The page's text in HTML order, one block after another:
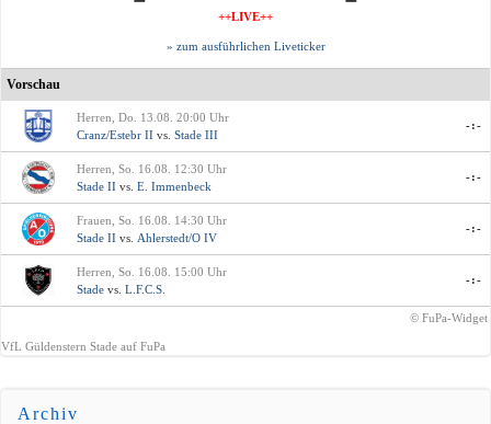
++LIVE++
» zum ausführlichen Liveticker
Vorschau
Herren, Do. 13.08. 20:00 Uhr
Cranz/Estebr II vs. Stade III
-:-
Herren, So. 16.08. 12:30 Uhr
Stade II vs. E. Immenbeck
-:-
Frauen, So. 16.08. 14:30 Uhr
Stade II vs. Ahlerstedt/O IV
-:-
Herren, So. 16.08. 15:00 Uhr
Stade vs. L.F.C.S.
-:-
© FuPa-Widget
VfL Güldenstern Stade auf FuPa
Archiv